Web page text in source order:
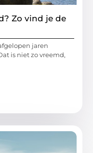
Zo vind je de
jaren
is niet zo vreemd,